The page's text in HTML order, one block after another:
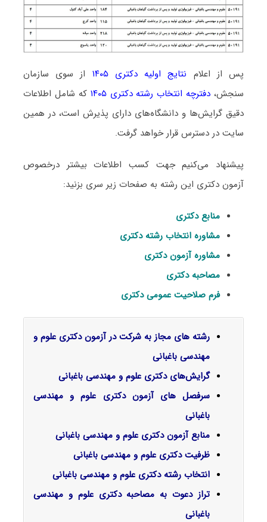
پس از اعلام نتایج اولیه دکتری ۱۴۰۵
از سوی سازمان
سنجش، دفترچه انتخاب رشته دکتری ۱۴۰۵
که شامل اطلاعات
دقیق گرایش‌ها و دانشگاه‌های دارای پذیرش است، در همین
سایت در دسترس قرار خواهد گرفت.
پیشنهاد می‌کنیم جهت کسب اطلاعات بیشتر درخصوص
آزمون دکتری این رشته به صفحات زیر سری بزنید:
منابع دکتری
مشاوره انتخاب رشته دکتری
مشاوره آزمون دکتری
مصاحبه دکتری
فرم صلاحیت عمومی دکتری
رشته های مجاز به شرکت در آزمون دکتری علوم و
مهندسی باغبانی
گرایش‌های دکتری علوم و مهندسی باغبانی
سرفصل‌ های آزمون دکتری علوم و مهندسی
باغبانی
منابع آزمون دکتری علوم و مهندسی باغبانی
ظرفیت دکتری علوم و مهندسی باغبانی
انتخاب رشته دکتری علوم و مهندسی باغبانی
تراز دعوت به مصاحبه دکتری علوم و مهندسی
باغبانی